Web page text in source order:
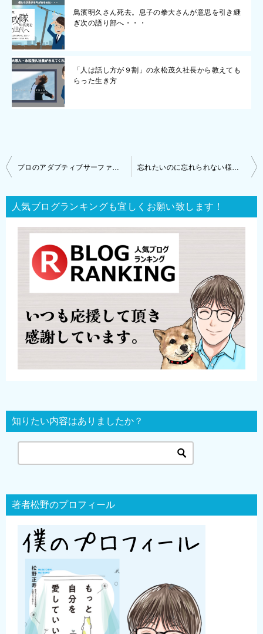
鳥濱明久さん死去。息子の拳大さんが意思を引き継
ぎ次の語り部へ・・・
「人は話し方が９割」の永松茂久社長から教えても
らった生き方
投
ナ
ビ
プロのアダプティブサーファーの第一人者・川上智貴さんとの出逢い 忘れたいのに忘れられない様な嫌なこと。受け入れるという考え方とは？
人気ブログランキングも宜しくお願い致します！
知りたい内容はありましたか？
著者松野のプロフィール